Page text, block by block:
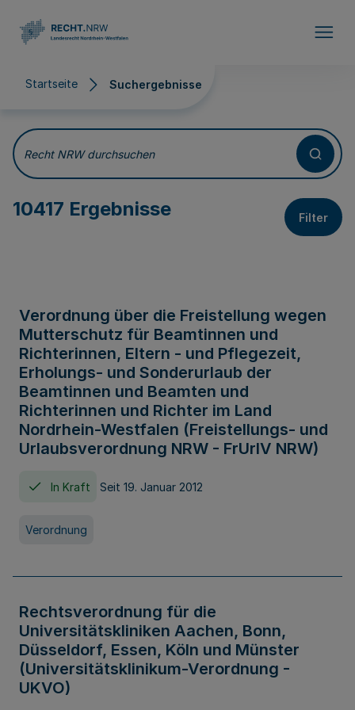
Startseite Suchergebnisse
Suchergebnisse
Recht NRW durchsuchen
10417 Ergebnisse Filter
Verordnung über die Freistellung wegen
Mutterschutz für Beamtinnen und
Richterinnen, Eltern - und Pflegezeit,
Erholungs- und Sonderurlaub der
Beamtinnen und Beamten und
Richterinnen und Richter im Land
Nordrhein-Westfalen (Freistellungs- und
Urlaubsverordnung NRW - FrUrlV NRW)
In Kraft Seit 19. Januar 2012
Verordnung
Rechtsverordnung für die
Universitätskliniken Aachen, Bonn,
Düsseldorf, Essen, Köln und Münster
(Universitätsklinikum-Verordnung -
UKVO)